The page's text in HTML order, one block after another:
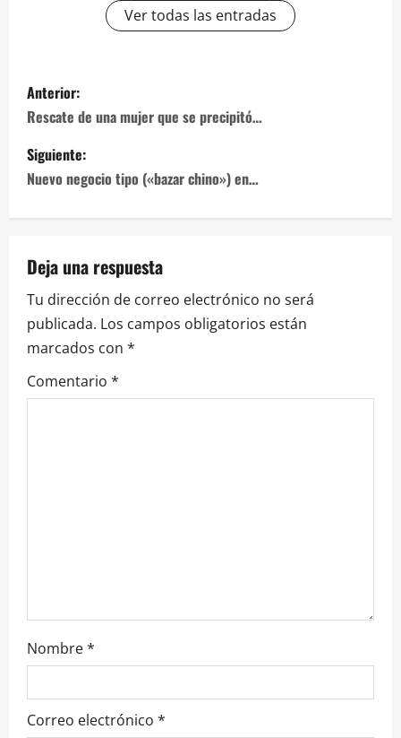
Ver todas las entradas
Navegación
de
entradas
Anterior:
Rescate de una mujer que se precipitó…
Siguiente:
Nuevo negocio tipo («bazar chino») en…
Deja una respuesta
Tu dirección de correo electrónico no será
publicada. Los campos obligatorios están
marcados con *
Comentario *
Nombre*
Correo electrónico *